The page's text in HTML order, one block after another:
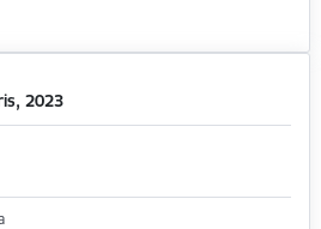
2023